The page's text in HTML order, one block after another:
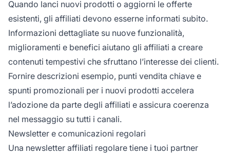
Quando lanci nuovi prodotti o aggiorni le offerte
esistenti, gli affiliati devono esserne informati subito.
Informazioni dettagliate su nuove funzionalità,
miglioramenti e benefici aiutano gli affiliati a creare
contenuti tempestivi che sfruttano l’interesse dei clienti.
Fornire descrizioni esempio, punti vendita chiave e
spunti promozionali per i nuovi prodotti accelera
l’adozione da parte degli affiliati e assicura coerenza
nel messaggio su tutti i canali.
Newsletter e comunicazioni regolari
Una newsletter affiliati regolare tiene i tuoi partner